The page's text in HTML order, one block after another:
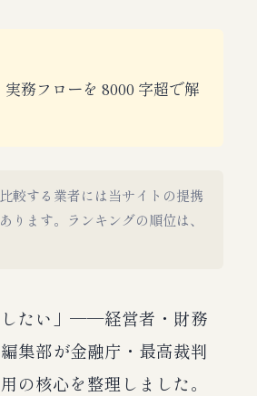
務フローを 8000 字超で解
較する業者には当サイトの提携
ます。ランキングの順位は、
したい」──経営者・財務
集部が金融庁・最高裁判
の核心を整理しました。